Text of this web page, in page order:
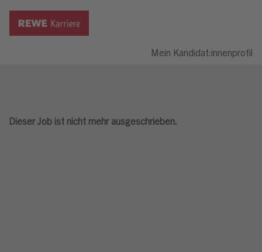
Mein Kandidat:innenprofil
Dieser Job ist nicht mehr ausgeschrieben.